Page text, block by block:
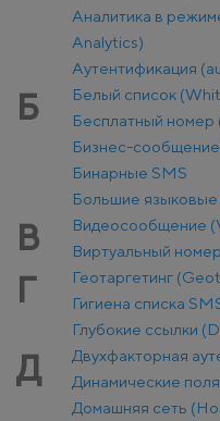
Аналитика в
Analytics)
Аутентификация
Б
Белый список
Бесплатный
Бизнес-
Бинарные SMS
Большие
В
Видеосообщение
Виртуальный
Г
Геотаргетинг
Гигиена списка
Глубокие ссылки
Д
Двухфакторная
Динамические
Домашняя сеть